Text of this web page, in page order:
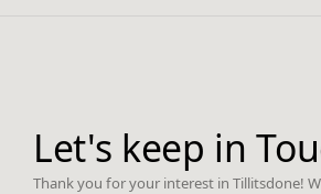
Let's keep in
Thank you for your interest in Tillitsdone!